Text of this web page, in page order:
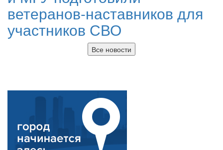
ветеранов-наставников для
участников СВО
Все новости